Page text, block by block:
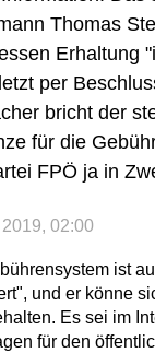
Thomas
Erhaltung
per
bricht der
für die
FPÖ ja in
02:00
ist
und er könne
Es sei im
für den